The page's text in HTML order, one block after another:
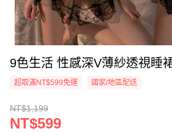
9色生活 性感深V薄紗透視睡
超取滿NT$599免運 國家/地區配送
NT$1,199
NT$599